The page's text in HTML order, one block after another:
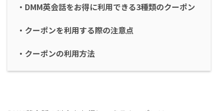
・DMM英会話をお得に利用できる3種類のクーポン
・クーポンを利用する際の注意点
・クーポンの利用方法